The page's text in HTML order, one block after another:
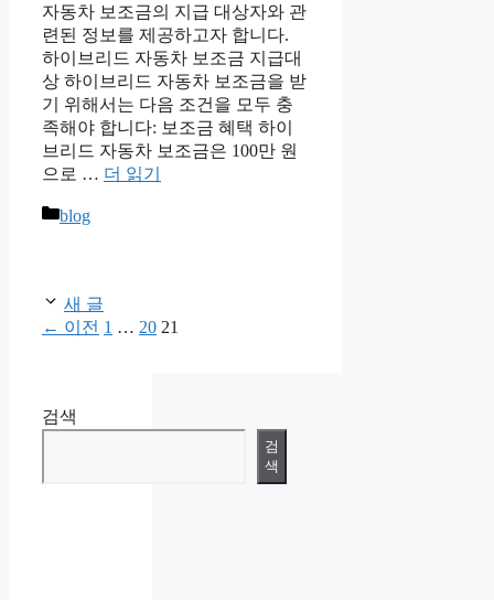
자동차 보조금의 지급 대상자와 관
련된 정보를 제공하고자 합니다.
하이브리드 자동차 보조금 지급대
상 하이브리드 자동차 보조금을 받
기 위해서는 다음 조건을 모두 충
족해야 합니다: 보조금 혜택 하이
브리드 자동차 보조금은 100만 원
으로 … 더 읽기
카
blog
새 글
← 이전 페
1 … 페
20 페
21
검색
검
색